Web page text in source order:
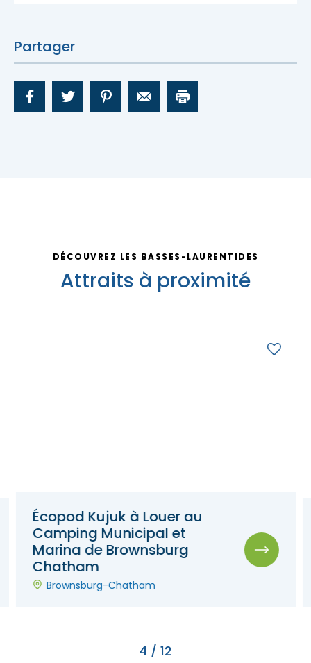
Partager
DÉCOUVREZ LES BASSES-LAURENTIDES
Attraits à proximité
Écopod Kujuk à Louer au
Camping Municipal et
Marina de Brownsburg
Chatham
Brownsburg-Chatham
4 / 12